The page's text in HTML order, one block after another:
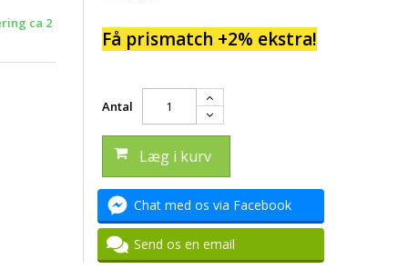
ca 2
Få prismatch +2% ekstra!
Antal
Læg i kurv
Chat med os via Facebook
Send os en email